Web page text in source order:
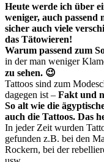
Heute werde ich über
weniger, auch passend
sicher auch viele
das Tätowieren!
Warum passend zum
in der man weniger
zu sehen. 😉
Tattoos sind zum
dagegen ist – Fakt und
So alt wie die
auch die Tattoos. Das
In jeder Zeit wurden
gefunden z.B. bei den
Rockern, bei der